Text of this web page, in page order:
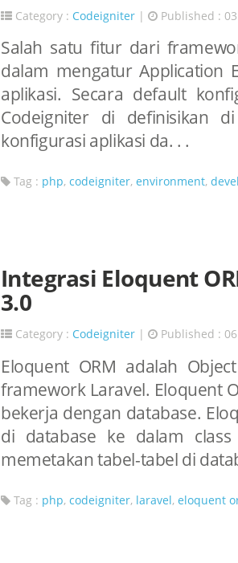
Category : Codeigniter | Published :
Salah satu fitur dari
dalam mengatur Application
aplikasi. Secara default
Codeigniter di definisikan
konfigurasi aplikasi da. . .
Tag : php, codeigniter, environment,
Integrasi Eloquent
3.0
Category : Codeigniter | Published :
Eloquent ORM adalah
framework Laravel. Eloquent
bekerja dengan database.
di database ke dalam
memetakan tabel-tabel di
Tag : php, codeigniter, laravel, eloquent